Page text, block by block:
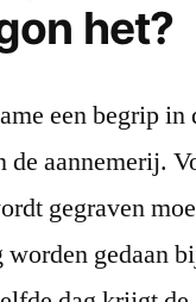
het?
een begrip in
de aannemerij.
gegraven
gedaan